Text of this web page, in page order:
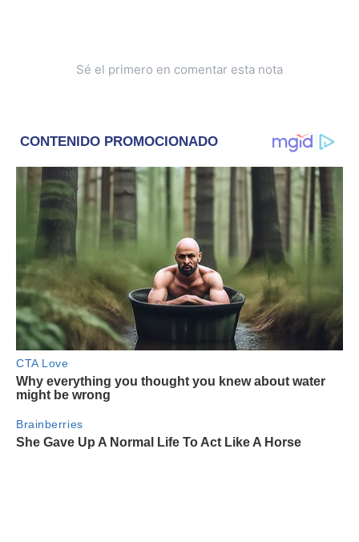
Sé el primero en comentar esta nota